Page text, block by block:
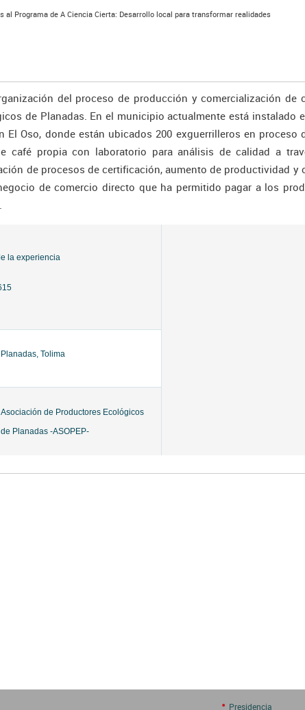
al Programa de A Ciencia Cierta: Desarrollo local para transformar realidades
del proceso de producción y comercialización de
de Planadas. En el municipio actualmente está instalado
El Oso, donde están ubicados 200 exguerrilleros en proceso
café propia con laboratorio para análisis de calidad a
de procesos de certificación, aumento de productividad y
de comercio directo que ha permitido pagar a los
la experiencia
Planadas, Tolima
Asociación de Productores Ecológicos
de Planadas -ASOPEP-
• Presidencia